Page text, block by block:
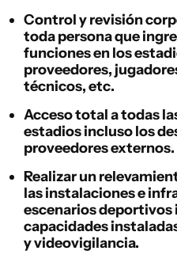
Control y revisión
toda persona que
funciones en los
proveedores,
técnicos, etc.
Acceso total a todas
estadios incluso los
proveedores externos.
Realizar un
las instalaciones e
escenarios deportivos
capacidades
y videovigilancia.